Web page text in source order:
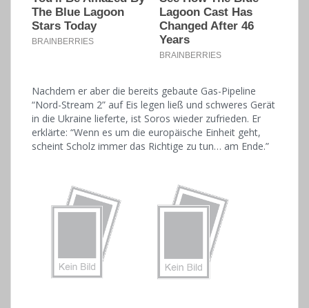
Nachdem er aber die bereits gebaute Gas-Pipeline
“Nord-Stream 2” auf Eis legen ließ und schweres Gerät
in die Ukraine lieferte, ist Soros wieder zufrieden. Er
erklärte: “Wenn es um die europäische Einheit geht,
scheint Scholz immer das Richtige zu tun… am Ende.”